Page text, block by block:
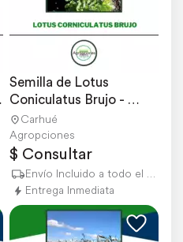
Semilla de Lotus
Coniculatus Brujo -
Criadero el Cencerro
Carhué
Agropciones
$ Consultar
Envío Incluido a todo el país
Entrega Inmediata